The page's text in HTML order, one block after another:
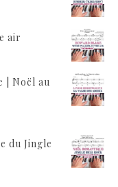
air
| Noël au
du Jingle